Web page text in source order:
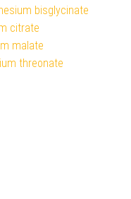
bisglycinate
citrate
malate
threonate